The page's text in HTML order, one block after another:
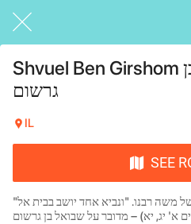
Shvuel Ben Girshom שבואל בן
גרשום
IL
SEE
משה רבנו. "ונביא אחד יושב בבית אל"
א' יג, יא) – מדובר על שבואל בן גרשום